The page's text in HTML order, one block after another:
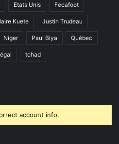
Etats Unis Fecafoot
Kuete Justin Trudeau
Niger Paul Biya Québec
tchad
account info.